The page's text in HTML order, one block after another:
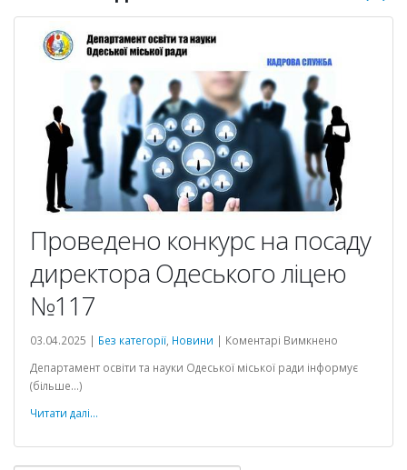
Проведено конкурс на посаду
директора Одеського ліцею
№117
03.04.2025 | Без категорії Новини | Коментарі Вимкнено
конкурс
Одеського
Департамент освіти та науки Одеської міської ради інформує
(більше…)
Читати далі...